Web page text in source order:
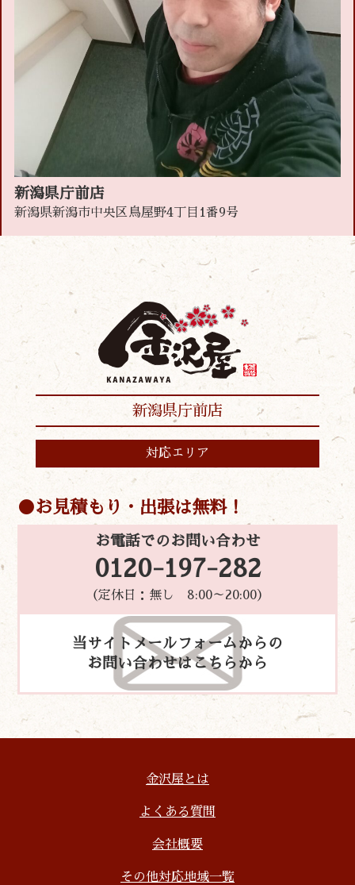
新潟県庁前店
新潟県新潟市中央区鳥屋野4丁目1番9号
新潟県庁前店
対応エリア
お見積もり・出張は無料！
お電話でのお問い合わせ
0120-197-282
（定休日：無し 8:00～20:00）
当サイトメールフォームからの
お問い合わせはこちらから
金沢屋とは
よくある質問
会社概要
その他対応地域一覧